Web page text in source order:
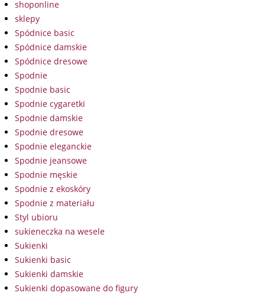
shoponline
sklepy
Spódnice basic
Spódnice damskie
Spódnice dresowe
Spodnie
Spodnie basic
Spodnie cygaretki
Spodnie damskie
Spodnie dresowe
Spodnie eleganckie
Spodnie jeansowe
Spodnie męskie
Spodnie z ekoskóry
Spodnie z materiału
Styl ubioru
sukieneczka na wesele
Sukienki
Sukienki basic
Sukienki damskie
Sukienki dopasowane do figury